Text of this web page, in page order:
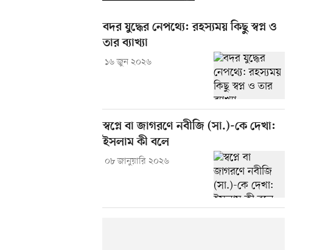
বদর যুদ্ধের নেপথ্যে: রহস্যময় কিছু স্বপ্ন ও
তার ব্যাখ্যা
১৬ জুন ২০২৬
স্বপ্নে বা জাগরণে নবীজি (সা.)-কে দেখা:
ইসলাম কী বলে
০৮ জানুয়ারি ২০২৬